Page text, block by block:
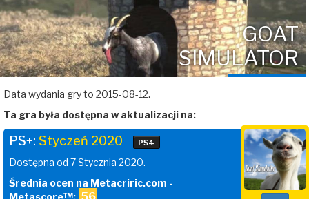
GOAT
SIMULATOR
Data wydania gry to 2015-08-12.
Ta gra była dostępna w aktualizacji na:
PS+: Styczeń 2020 – PS4
Dostępna od 7 Stycznia 2020.
Średnia ocen na Metacriric.com -